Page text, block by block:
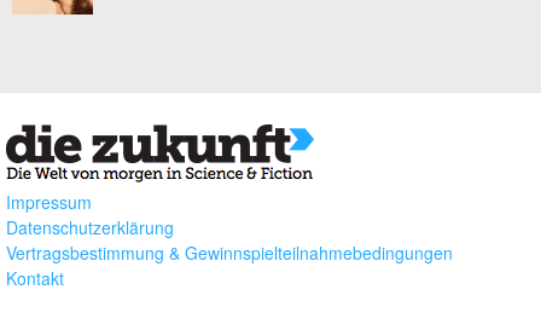
Impressum
Datenschutzerklärung
Vertragsbestimmung & Gewinnspielteilnahmebedingungen
Kontakt